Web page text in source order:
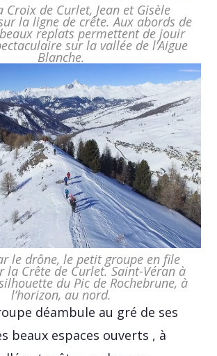
Croix de Curlet, Jean et Gisèle
la ligne de crête. Aux abords de
replats permettent de jouir
sur la vallée de l’Aigue
Blanche.
le drône, le petit groupe en file
la Crête de Curlet. Saint-Véran à
du Pic de Rochebrune, à
l’horizon, au nord.
déambule au gré de ses
beaux espaces ouverts , à